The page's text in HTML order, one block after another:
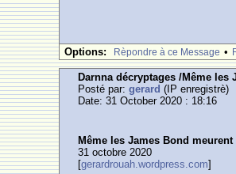
Options: Rèpondre à ce Message •
Darnna décryptages /Même les
Posté par:gerard (IP enregistrè)
Date: 31 October 2020 : 18:16
Même les James Bond meurent
31 octobre 2020
[gerardrouah.wordpress.com]